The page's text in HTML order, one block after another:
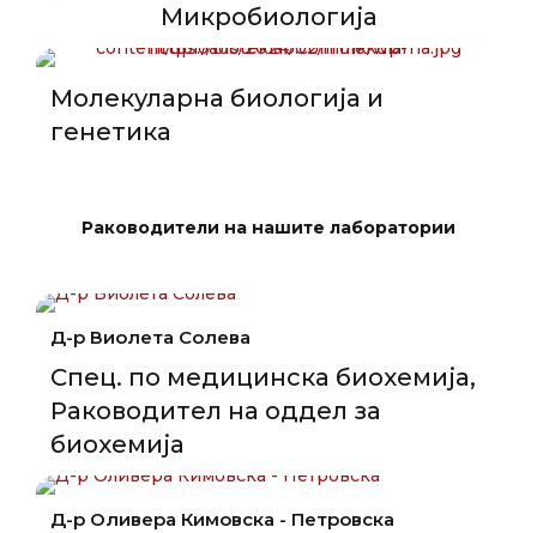
Микробиологија
Молекуларна биологија и
генетика
Раководители на нашите лаборатории
Д-р Виолета Солева
Спец. по медицинска биохемија,
Раководител на оддел за
биохемија
Д-р Оливера Кимовска - Петровска